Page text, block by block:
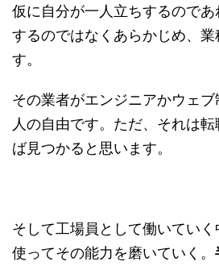
仮に自分が一人立ちするので
するのではなくあらかじめ、業
す。
その業者がエンジニアかウェ
人の自由です。ただ、それは
ば見つかると思います。
そして工場員として働いてい
使ってその能力を磨いていく。